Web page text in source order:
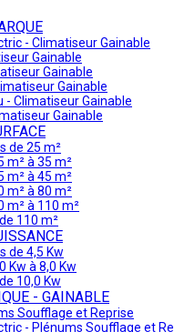
- Climatiseur Gainable
Gainable
Gainable
Gainable
- Climatiseur Gainable
Gainable
de 25 m²
m² à 35 m²
m² à 45 m²
m² à 80 m²
m² à 110 m²
110 m²
de 4,5 Kw
Kw à 8,0 Kw
10,0 Kw
- GAINABLE
Soufflage et Reprise
- Plénums Soufflage et